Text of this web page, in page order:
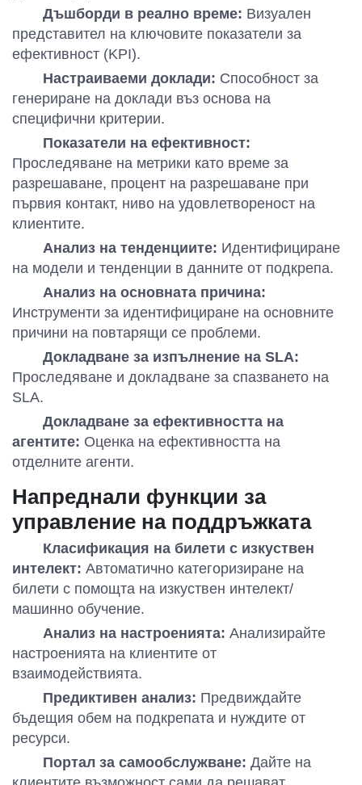
Дъшборди в реално време: Визуален
представител на ключовите показатели за
ефективност (KPI).
Настраиваеми доклади: Способност за
генериране на доклади въз основа на
специфични критерии.
Показатели на ефективност:
Проследяване на метрики като време за
разрешаване, процент на разрешаване при
първия контакт, ниво на удовлетвореност на
клиентите.
Анализ на тенденциите: Идентифициране
на модели и тенденции в данните от подкрепа.
Анализ на основната причина:
Инструменти за идентифициране на основните
причини на повтарящи се проблеми.
Докладване за изпълнение на SLA:
Проследяване и докладване за спазването на
SLA.
Докладване за ефективността на
агентите: Оценка на ефективността на
отделните агенти.
Напреднали функции за
управление на поддръжката
Класификация на билети с изкуствен
интелект: Автоматично категоризиране на
билети с помощта на изкуствен интелект/
машинно обучение.
Анализ на настроенията: Анализирайте
настроенията на клиентите от
взаимодействията.
Предиктивен анализ: Предвиждайте
бъдещия обем на подкрепата и нуждите от
ресурси.
Портал за самообслужване: Дайте на